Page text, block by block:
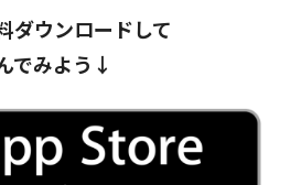
ダウンロードして
でみよう↓